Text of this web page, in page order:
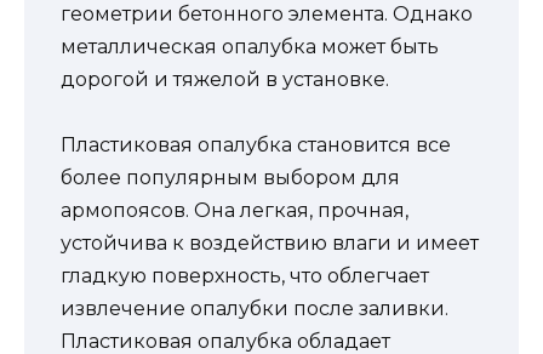
геометрии бетонного элемента. Однако
металлическая опалубка может быть
дорогой и тяжелой в установке.
Пластиковая опалубка становится все
более популярным выбором для
армопоясов. Она легкая, прочная,
устойчива к воздействию влаги и имеет
гладкую поверхность, что облегчает
извлечение опалубки после заливки.
Пластиковая опалубка обладает